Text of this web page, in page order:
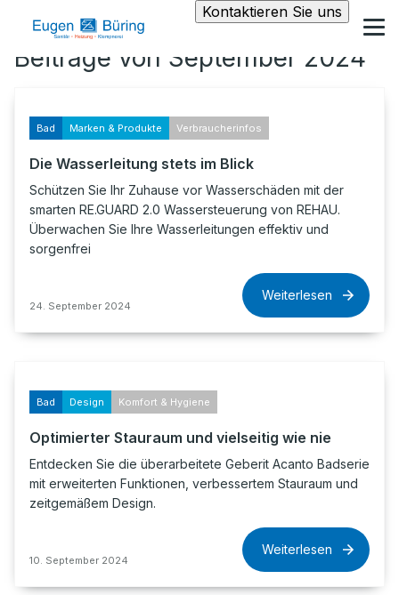
Kontaktieren Sie uns
Beiträge von September 2024
Bad Marken & Produkte Verbraucherinfos
Die Wasserleitung stets im Blick
Schützen Sie Ihr Zuhause vor Wasserschäden mit der
smarten RE.GUARD 2.0 Wassersteuerung von REHAU.
Überwachen Sie Ihre Wasserleitungen effektiv und
sorgenfrei
24. September 2024
Weiterlesen
Bad Design Komfort & Hygiene
Optimierter Stauraum und vielseitig wie nie
Entdecken Sie die überarbeitete Geberit Acanto Badserie
mit erweiterten Funktionen, verbessertem Stauraum und
zeitgemäßem Design.
10. September 2024
Weiterlesen